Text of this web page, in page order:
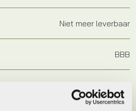
Niet meer leverbaar
BBB